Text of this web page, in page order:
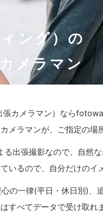
ング）の
メラマン
カメラマン）ならfotowa
メラマンが、ご指定の場
出張撮影なので、自然な
いるので、自分だけのイ
の一律(平日・休日別)、
すべてデータで受け取れ